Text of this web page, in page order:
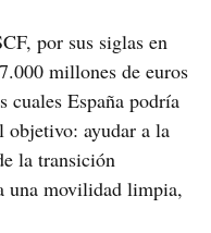
por sus siglas en
millones de euros
cuales España podría
ayudar a la
la transición
una movilidad limpia,